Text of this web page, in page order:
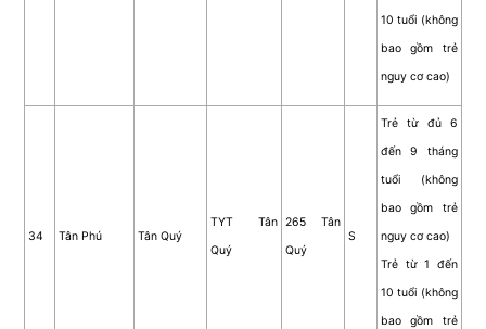
10 tuổi (không
bao gồm trẻ
nguy cơ cao)
34 Tân Phú Tân Quý
TYT Tân
Quý
265 Tân
Quý
S
Trẻ từ đủ 6
đến 9 tháng
tuổi (không
bao gồm trẻ
nguy cơ cao)
Trẻ từ 1 đến
10 tuổi (không
bao gồm trẻ